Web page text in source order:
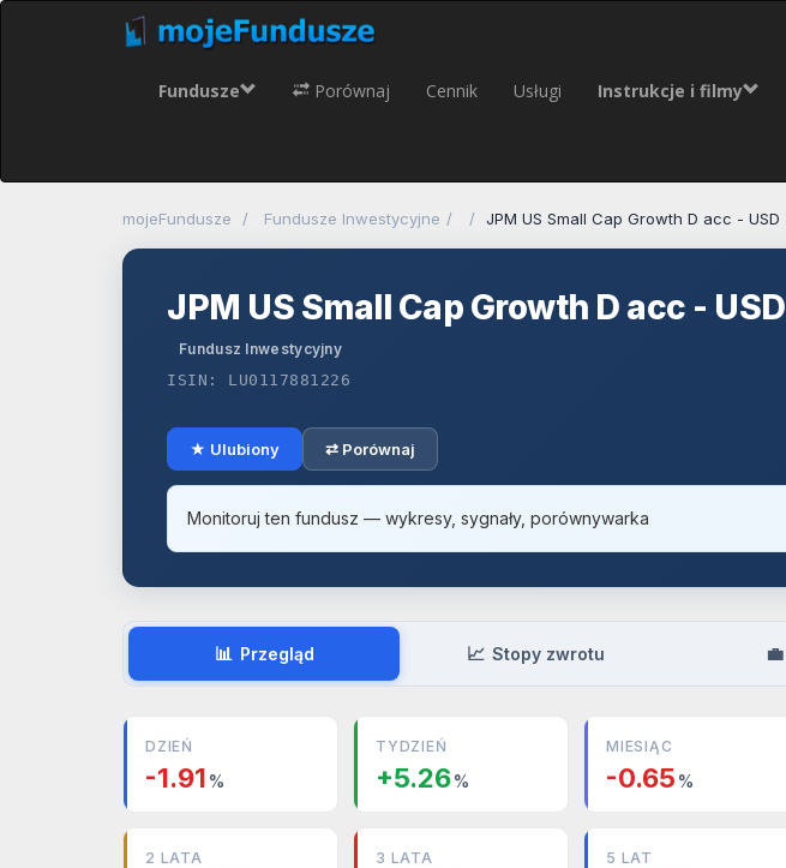
Fundusze Porównaj Cennik Usługi Instrukcje i filmy
mojeFundusze Fundusze Inwestycyjne JPM US Small Cap Growth D acc - USD
JPM US Small Cap Growth D acc - USD
Fundusz Inwestycyjny
ISIN: LU0117881226
★ Ulubiony ⇄ Porównaj
Monitoruj ten fundusz — wykresy, sygnały, porównywarka
📊 Przegląd 📈 Stopy zwrotu 💼
DZIEŃ
-1.91 %
TYDZIEŃ
+5.26%
MIESIĄC
-0.65 %
2 LATA 3 LATA 5 LAT